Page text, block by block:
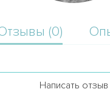
(0)
Написать отзыв